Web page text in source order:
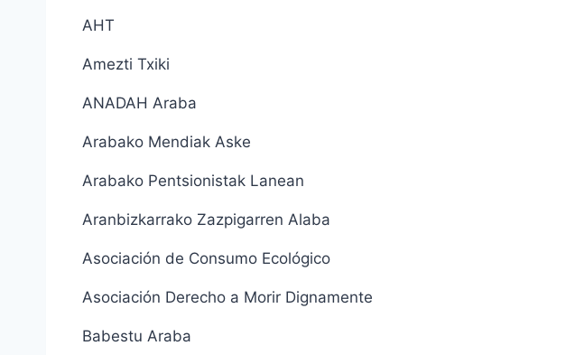
AHT
Amezti Txiki
ANADAH Araba
Arabako Mendiak Aske
Arabako Pentsionistak Lanean
Aranbizkarrako Zazpigarren Alaba
Asociación de Consumo Ecológico
Asociación Derecho a Morir Dignamente
Babestu Araba